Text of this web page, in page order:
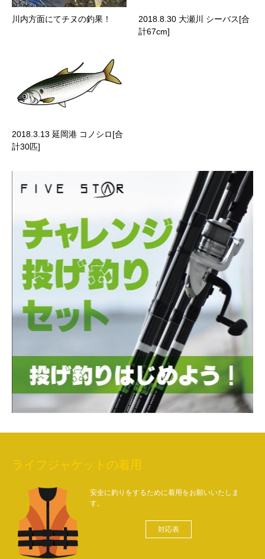
川内方面にてチヌの釣果！
2018.8.30 大瀬川 シーバス[合
計67cm]
2018.3.13 延岡港 コノシロ[合
計30匹]
ライフジャケットの着用
安全に釣りをするために着用をお願いいたしま
す。
対応表